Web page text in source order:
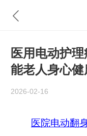
医用电动护
能老人身心健
2026-02-16
医院电动翻